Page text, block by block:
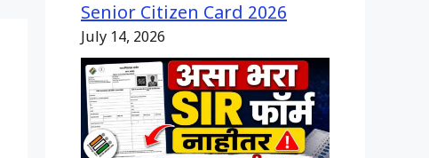
Senior Citizen Card 2026
July 14, 2026